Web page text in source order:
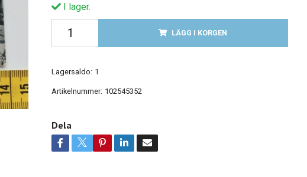
I lager.
LÄGG I KORGEN
Lagersaldo: 1
Artikelnummer: 102545352
Dela